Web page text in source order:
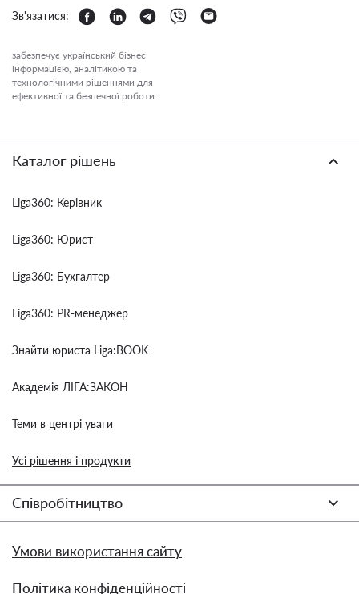
Зв'язатися:
забезпечує український бізнес
інформацією, аналітикою та
технологічними рішеннями для
ефективної та безпечної роботи.
Каталог рішень
Liga360: Керівник
Liga360: Юрист
Liga360: Бухгалтер
Liga360: PR-менеджер
Знайти юриста Liga:BOOK
Академія ЛІГА:ЗАКОН
Теми в центрі уваги
Усі рішення і продукти
Співробітництво
Умови використання сайту
Політика конфіденційності